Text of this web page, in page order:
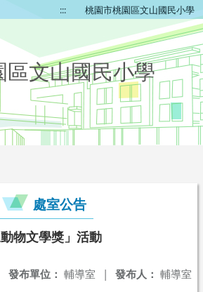
::: 桃園市桃園區文山國民小學
區文山國民小學
處室公告
物文學獎」活動
發布人： 輔導室
發布單位： 輔導室 |